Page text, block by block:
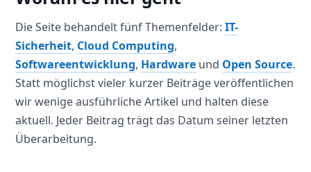
Die Seite behandelt fünf Themenfelder: IT-
Sicherheit, Cloud Computing,
Softwareentwicklung, Hardware und Open Source.
Statt möglichst vieler kurzer Beiträge veröffentlichen
wir wenige ausführliche Artikel und halten diese
aktuell. Jeder Beitrag trägt das Datum seiner letzten
Überarbeitung.